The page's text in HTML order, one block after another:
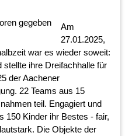
Am
27.01.2025,
war es wieder soweit:
ihre Dreifachhalle für
der Aachener
22 Teams aus 15
teil. Engagiert und
150 Kinder ihr Bestes - fair,
Die Objekte der